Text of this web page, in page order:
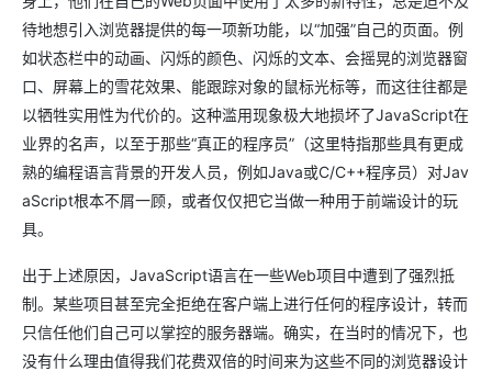
待地想引入浏览器提供的每一项新功能，以“加强”自己的页面。例
如状态栏中的动画、闪烁的颜色、闪烁的文本、会摇晃的浏览器窗
口、屏幕上的雪花效果、能跟踪对象的鼠标光标等，而这往往都是
以牺牲实用性为代价的。这种滥用现象极大地损坏了JavaScript在
业界的名声，以至于那些“真正的程序员”（这里特指那些具有更成
熟的编程语言背景的开发人员，例如Java或C/C++程序员）对Jav
aScript根本不屑一顾，或者仅仅把它当做一种用于前端设计的玩
具。
出于上述原因，JavaScript语言在一些Web项目中遭到了强烈抵
制。某些项目甚至完全拒绝在客户端上进行任何的程序设计，转而
只信任他们自己可以掌控的服务器端。确实，在当时的情况下，也
没有什么理由值得我们花费双倍的时间来为这些不同的浏览器设计